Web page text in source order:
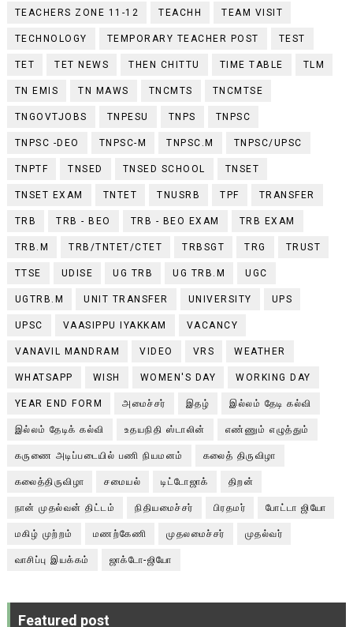
TEACHERS ZONE 11-12 TEACHH TEAM VISIT
TECHNOLOGY TEMPORARY TEACHER POST TEST
TET TET NEWS THEN CHITTU TIME TABLE TLM
TN EMIS TN MAWS TNCMTS TNCMTSE
TNGOVTJOBS TNPESU TNPS TNPSC
TNPSC -DEO TNPSC-M TNPSC.M TNPSC/UPSC
TNPTF TNSED TNSED SCHOOL TNSET
TNSET EXAM TNTET TNUSRB TPF TRANSFER
TRB TRB - BEO TRB - BEO EXAM TRB EXAM
TRB.M TRB/TNTET/CTET TRBSGT TRG TRUST
TTSE UDISE UG TRB UG TRB.M UGC
UGTRB.M UNIT TRANSFER UNIVERSITY UPS
UPSC VAASIPPU IYAKKAM VACANCY
VANAVIL MANDRAM VIDEO VRS WEATHER
WHATSAPP WISH WOMEN'S DAY WORKING DAY
YEAR END FORM அமைச்சர் இதழ் இல்லம் தேடி கல்வி
இல்லம் தேடிக் கல்வி உதயநிதி ஸ்டாலின் எண்ணும் எழுத்தும்
கருணை அடிப்படையில் பணி நியமனம் கலைத் திருவிழா
கலைத்திருவிழா சமையல் டிட்டோஜாக் திறன்
நான் முதல்வன் திட்டம் நிதியமைச்சர் பிரதமர் போட்டா ஜியோ
மகிழ் முற்றம் மணற்கேணி முதலமைச்சர் முதல்வர்
வாசிப்பு இயக்கம் ஜாக்டோ-ஜியோ
Featured post